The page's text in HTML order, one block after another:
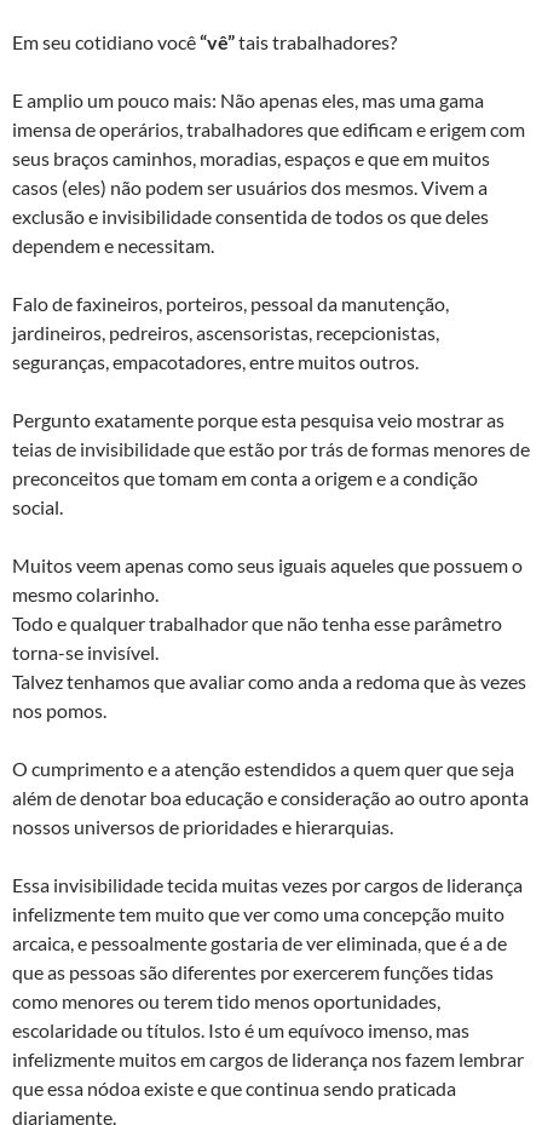
Em seu cotidiano você“vê”tais trabalhadores?
E amplio um pouco mais: Não apenas eles, mas uma gama
imensa de operários, trabalhadores que edificam e erigem com
seus braços caminhos, moradias, espaços e que em muitos
casos (eles) não podem ser usuários dos mesmos. Vivem a
exclusão e invisibilidade consentida de todos os que deles
dependem e necessitam.
Falo de faxineiros, porteiros, pessoal da manutenção,
jardineiros, pedreiros, ascensoristas, recepcionistas,
seguranças, empacotadores, entre muitos outros.
Pergunto exatamente porque esta pesquisa veio mostrar as
teias de invisibilidade que estão por trás de formas menores de
preconceitos que tomam em conta a origem e a condição
social.
Muitos veem apenas como seus iguais aqueles que possuem o
mesmo colarinho.
Todo e qualquer trabalhador que não tenha esse parâmetro
torna-se invisível.
Talvez tenhamos que avaliar como anda a redoma que às vezes
nos pomos.
O cumprimento e a atenção estendidos a quem quer que seja
além de denotar boa educação e consideração ao outro aponta
nossos universos de prioridades e hierarquias.
Essa invisibilidade tecida muitas vezes por cargos de liderança
infelizmente tem muito que ver como uma concepção muito
arcaica, e pessoalmente gostaria de ver eliminada, que é a de
que as pessoas são diferentes por exercerem funções tidas
como menores ou terem tido menos oportunidades,
escolaridade ou títulos. Isto é um equívoco imenso, mas
infelizmente muitos em cargos de liderança nos fazem lembrar
que essa nódoa existe e que continua sendo praticada
diariamente.